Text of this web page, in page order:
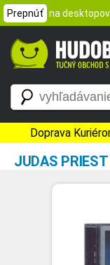
Prepnúť na
Doprava
JUDAS PRIEST